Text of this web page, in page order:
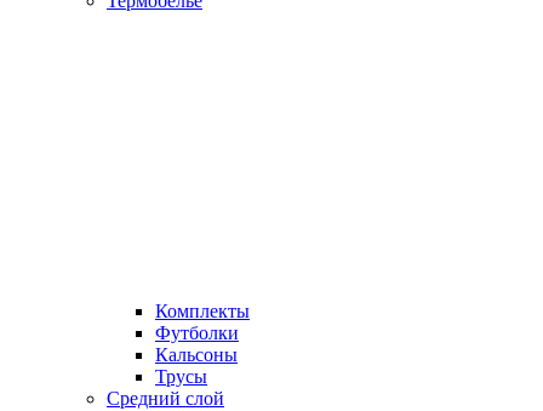
Комплекты
Футболки
Кальсоны
Трусы
Средний слой